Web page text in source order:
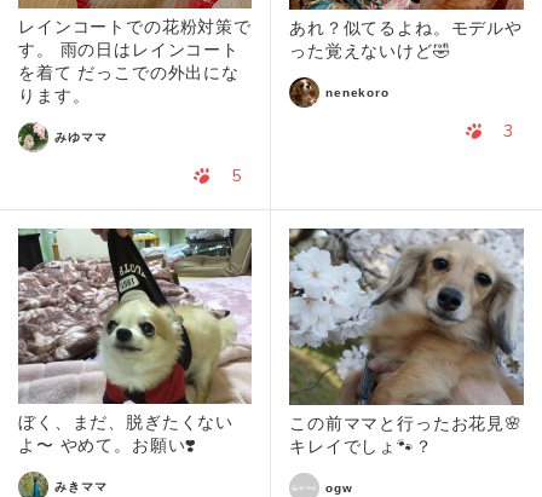
レインコートでの花粉対策で
す。 雨の日はレインコート
を着て だっこでの外出にな
ります。
みゆママ
5
あれ？似てるよね。モデルや
った覚えないけど🤣
nenekoro
3
ぼく、まだ、脱ぎたくない
よ〜 やめて。お願い❣️
みきママ
この前ママと行ったお花見🌸
キレイでしょ🐾？
ogw